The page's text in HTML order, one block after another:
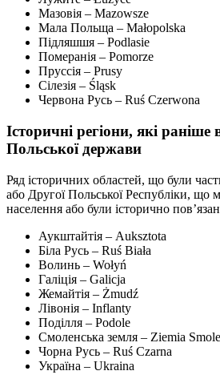
Мазовія – Mazowsze
Мала Польща – Małopolska
Підляшшя – Podlasie
Померанія – Pomorze
Пруссія – Prusy
Сілезія – Śląsk
Червона Русь – Ruś Czerwona
Історичні регіони, які
Польської держави
Ряд історичних областей, що були
або Другої Польської Республіки, що
населення або були історично
Аукштайтія – Auksztota
Біла Русь – Ruś Biała
Волинь – Wołyń
Галіція – Galicja
Жемайтія – Żmudź
Лівонія – Inflanty
Поділля – Podole
Смоленська земля – Ziemia
Чорна Русь – Ruś Czarna
Україна – Ukraina